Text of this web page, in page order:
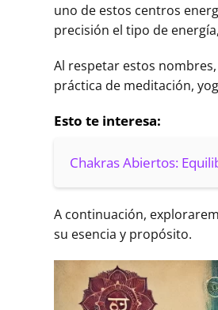
uno de estos centros
precisión el tipo de
Al respetar estos
práctica de meditación,
Esto te interesa:
Chakras Abiertos:
A continuación,
su esencia y propósito.